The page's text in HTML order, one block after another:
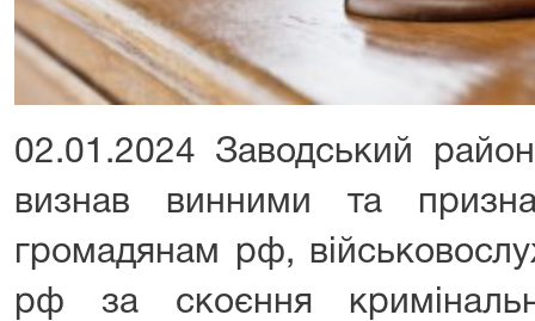
02.01.2024 Заводський
визнав винними та
громадянам рф,
рф за скоєння